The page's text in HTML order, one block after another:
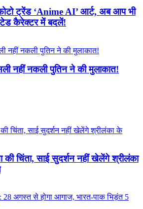
ट्रेंड ‘Anime AI’ आर्ट, अब आप भी
कैरेक्टर में बदलें!
नहीं नकली पुतिन ने की मुलाकात!
की चिंता, साई सुदर्शन नहीं खेलेंगे श्रीलंका